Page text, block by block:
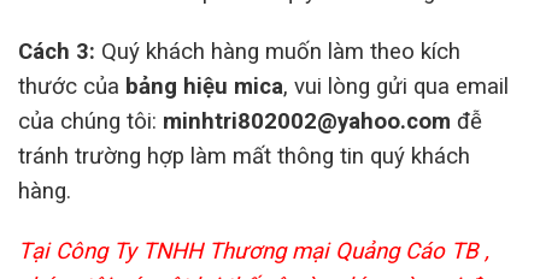
Cách 3: Quý khách hàng muốn làm theo kích
thước của bảng hiệu mica, vui lòng gửi qua email
của chúng tôi: minhtri802002@yahoo.com đễ
tránh trường hợp làm mất thông tin quý khách
hàng.
Tại Công Ty TNHH Thương mại Quảng Cáo TB ,